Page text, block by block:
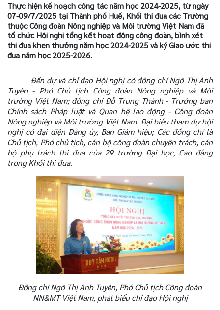
Thực hiện kế hoạch công tác năm học 2024-2025, từ ngày
07-09/7/2025 tại Thành phố Huế, Khối thi đua các Trường
thuộc Công đoàn Nông nghiệp và Môi trường Việt Nam đã
tổ chức Hội nghị tổng kết hoạt động công đoàn, bình xét
thi đua khen thưởng năm học 2024-2025 và ký Giao ước thi
đua năm học 2025-2026.
Đến dự và chỉ đạo Hội nghị có đồng chí Ngô Thị Anh
Tuyên - Phó Chủ tịch Công đoàn Nông nghiệp và Môi
trường Việt Nam; đồng chí Đỗ Trung Thành - Trưởng ban
Chính sách Pháp luật và Quan hệ lao động - Công đoàn
Nông nghiệp và Môi trường Việt Nam. Đại biểu tham dự hội
nghị có đại diện Đảng ủy, Ban Giám hiệu; Các đồng chí là
Chủ tịch, Phó chủ tịch, cán bộ công đoàn chuyên trách, cán
bộ phụ trách thi đua của 29 trường Đại học, Cao đẳng
trong Khối thi đua.
Đồng chíNgô Thị Anh Tuyên, Phó Chủ tịch Công đoàn
NN&MT Việt Nam, phát biểu chỉ đạo Hội nghị